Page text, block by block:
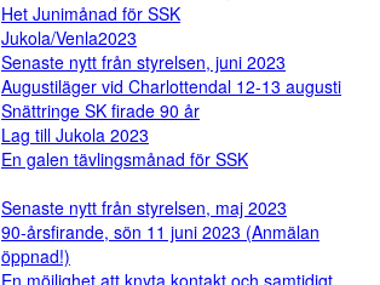
Het Junimånad för SSK
Jukola/Venla2023
Senaste nytt från styrelsen, juni 2023
Augustiläger vid Charlottendal 12-13 augusti
Snättringe SK firade 90 år
Lag till Jukola 2023
En galen tävlingsmånad för SSK
Senaste nytt från styrelsen, maj 2023
90-årsfirande, sön 11 juni 2023 (Anmälan
öppnad!)
En möjlighet att knyta kontakt och samtidigt